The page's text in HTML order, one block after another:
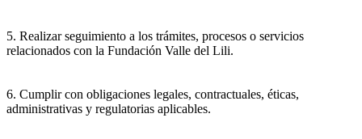
5. Realizar seguimiento a los trámites, procesos o servicios
relacionados con la Fundación Valle del Lili.
6. Cumplir con obligaciones legales, contractuales, éticas,
administrativas y regulatorias aplicables.